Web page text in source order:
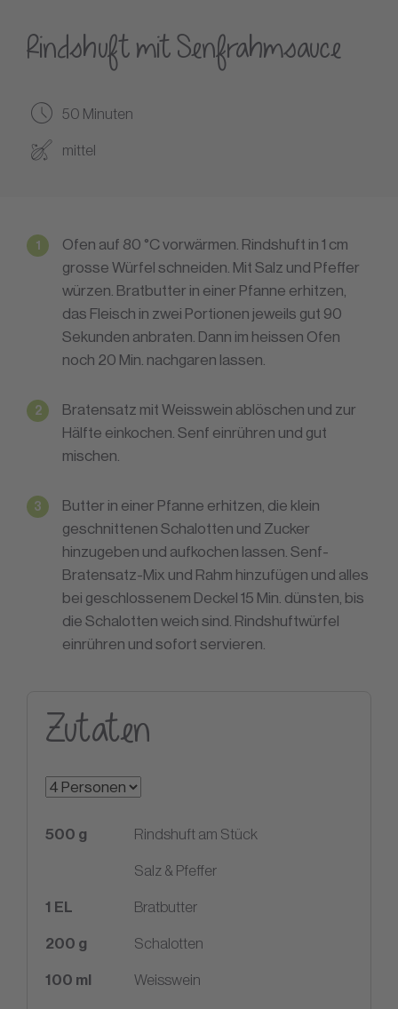
Rindshuft mit Senfrahmsauce
50 Minuten
mittel
Ofen auf 80 °C vorwärmen. Rindshuft in 1 cm
grosse Würfel schneiden. Mit Salz und Pfeffer
würzen. Bratbutter in einer Pfanne erhitzen,
das Fleisch in zwei Portionen jeweils gut 90
Sekunden anbraten. Dann im heissen Ofen
noch 20 Min. nachgaren lassen.
Bratensatz mit Weisswein ablöschen und zur
Hälfte einkochen. Senf einrühren und gut
mischen.
Butter in einer Pfanne erhitzen, die klein
geschnittenen Schalotten und Zucker
hinzugeben und aufkochen lassen. Senf-
Bratensatz-Mix und Rahm hinzufügen und alles
bei geschlossenem Deckel 15 Min. dünsten, bis
die Schalotten weich sind. Rindshuftwürfel
einrühren und sofort servieren.
Zutaten
500 g Rindshuft am Stück
Salz & Pfeffer
1 EL Bratbutter
200 g Schalotten
100 ml Weisswein